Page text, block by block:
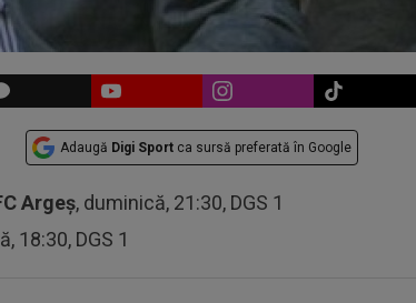
Adaugă Digi Sport ca sursă preferată în Google
Argeș, duminică, 21:30, DGS 1
18:30, DGS 1